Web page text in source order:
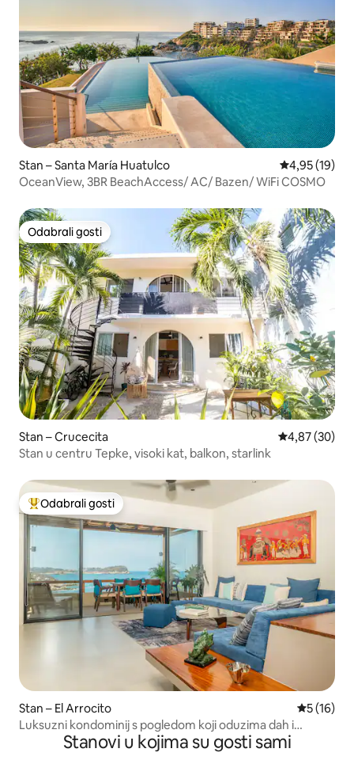
Stan – Santa María Huatulco Prosječna
4,95 (19)
OceanView, 3BR BeachAccess/ AC/ Bazen/ WiFi COSMO
Odabrali gosti
Odabrali gosti
Stan – Crucecita Prosječna
4,87 (30)
Stan u centru Tepke, visoki kat, balkon, starlink
Među najviše rangiranima s oznakom „Odabrali gosti”
Odabrali gosti
Stan – El Arrocito Prosječna
5 (16)
Luksuzni kondominij s pogledom koji oduzima dah i
pristupom plažiStanovi u kojima su gosti sami